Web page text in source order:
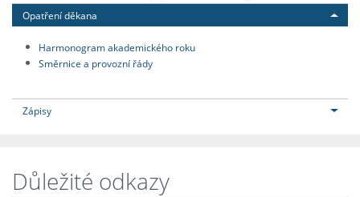
Opatření děkana
Harmonogram akademického roku
Směrnice a provozní řády
Zápisy
Důležité odkazy